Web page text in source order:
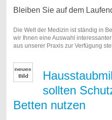
Bleiben Sie auf dem
Die Welt der Medizin ist ständig in
wir Ihnen eine Auswahl
aus unserer Praxis zur Verfügung
sollten
Betten nutzen